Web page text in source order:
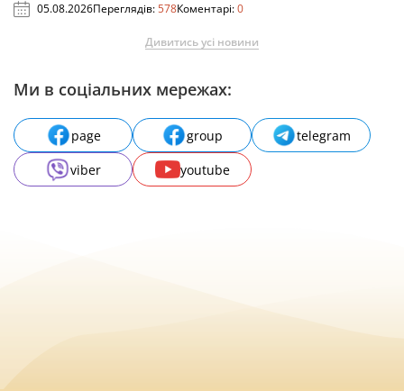
05.08.2026Переглядів:578Коментарі:0
Дивитись усі новини
Ми в соціальних мережах:
page group
telegram
viber
youtube